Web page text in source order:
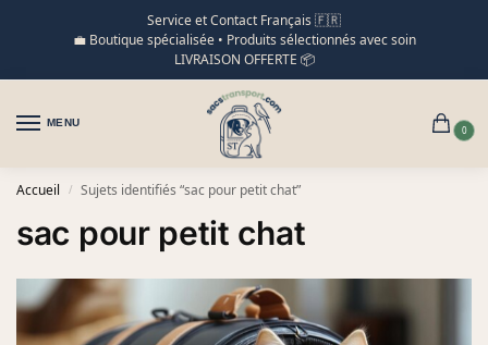
Service et Contact Français 🇫🇷
💼 Boutique spécialisée • Produits sélectionnés avec soin
LIVRAISON OFFERTE 📦
MENU
0
Accueil / Sujets identifiés “sac pour petit chat”
sac pour petit chat